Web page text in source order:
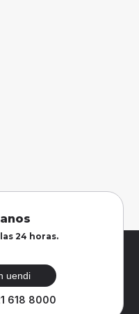
24 horas.
uendi
618 8000